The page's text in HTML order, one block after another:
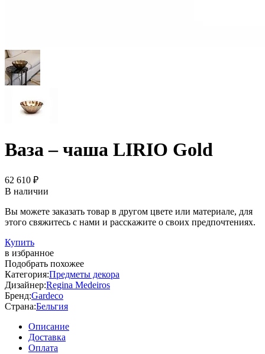
Ваза – чаша LIRIO Gold
62 610 ₽
В наличии
Вы можете заказать товар в другом цвете или материале, для
этого свяжитесь с нами и расскажите о своих предпочтениях.
Купить
в избранное
Подобрать похожее
Категория:Предметы декора
Дизайнер:Regina Medeiros
Бренд:Gardeco
Страна:Бельгия
Описание
Доставка
Оплата